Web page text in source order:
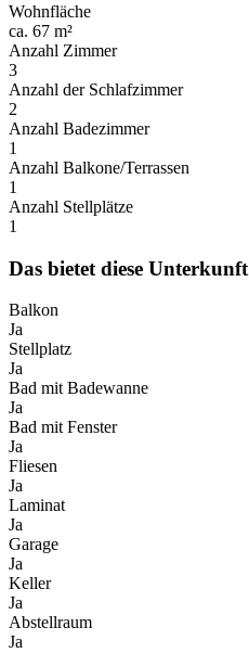
Wohnfläche
ca. 67 m²
Anzahl Zimmer
3
Anzahl der Schlafzimmer
2
Anzahl Badezimmer
1
Anzahl Balkone/Terrassen
1
Anzahl Stellplätze
1
Das bietet diese Unterkunft
Balkon
Ja
Stellplatz
Ja
Bad mit Badewanne
Ja
Bad mit Fenster
Ja
Fliesen
Ja
Laminat
Ja
Garage
Ja
Keller
Ja
Abstellraum
Ja